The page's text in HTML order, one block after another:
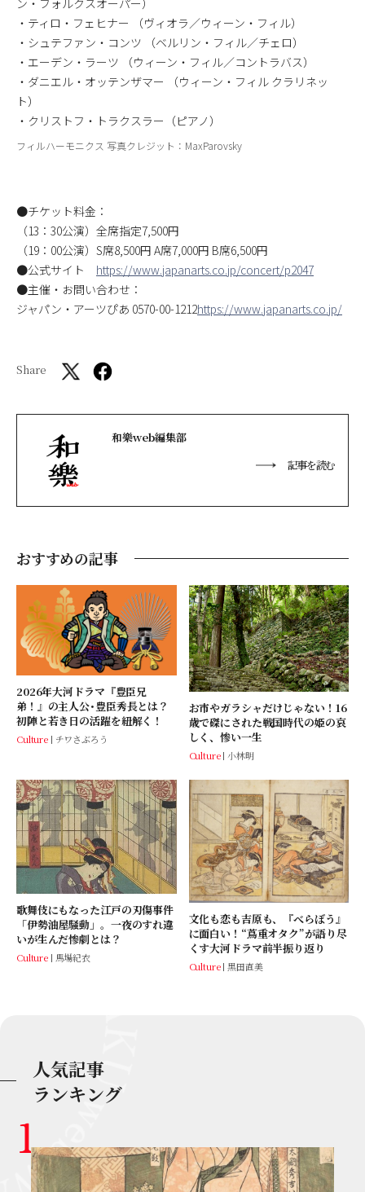
ン・フォルクスオーパー）
・ティロ・フェヒナー （ヴィオラ／ウィーン・フィル）
・シュテファン・コンツ （ベルリン・フィル／チェロ）
・エーデン・ラーツ （ウィーン・フィル／コントラバス）
・ダニエル・オッテンザマー （ウィーン・フィル クラリネッ
ト）
・クリストフ・トラクスラー（ピアノ）
フィルハーモニクス 写真クレジット：MaxParovsky
●チケット料金：
（13：30公演）全席指定7,500円
（19：00公演）S席8,500円 A席7,000円 B席6,500円
●公式サイト https://www.japanarts.co.jp/concert/p2047
●主催・お問い合わせ：
ジャパン・アーツぴあ 0570-00-1212https://www.japanarts.co.jp/
Share
和樂web編集部
記事を読む
おすすめの記事
2026年大河ドラマ『豊臣兄
弟！』の主人公･豊臣秀長とは？
初陣と若き日の活躍を紐解く！
Culture チワさぶろう
お市やガラシャだけじゃない！16
歳で磔にされた戦国時代の姫の哀
しく、惨い一生
Culture 小林明
歌舞伎にもなった江戸の刃傷事件
「伊勢油屋騒動」。一夜のすれ違
いが生んだ惨劇とは？
Culture 馬場紀衣
文化も恋も吉原も、『べらぼう』
に面白い！“蔦重オタク”が語り尽
くす大河ドラマ前半振り返り
Culture 黒田直美
人気記事
ランキング